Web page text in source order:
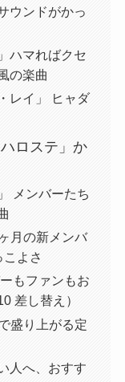
ウンドがかっ
ハマればクセ
の楽曲
レイ」 ヒャダ
ロステ」か
メンバーたち
月の新メンバ
よさ
もファンもお
差し替え）
盛り上がる定
人へ、おすす